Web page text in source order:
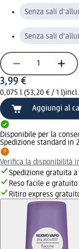
Senza sali
Senza sali
3,99 €
0,075 l (53,20 € / 1 l)
Aggiungi al
Disponibile per la
Spedizione standard in
Verifica la disponibilità
Spedizione gratuita
Reso facile e gratuito
Ritiro express